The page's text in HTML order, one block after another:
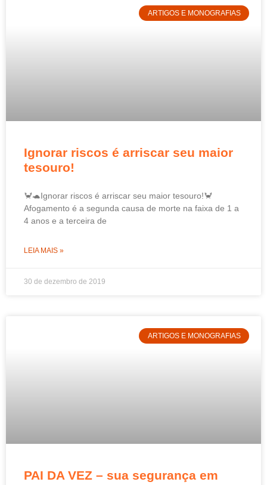
ARTIGOS E MONOGRAFIAS
Ignorar riscos é arriscar seu maior
tesouro!
🦀🐢Ignorar riscos é arriscar seu maior tesouro!🦀
Afogamento é a segunda causa de morte na faixa de 1 a
4 anos e a terceira de
LEIA MAIS »
30 de dezembro de 2019
ARTIGOS E MONOGRAFIAS
PAI DA VEZ – sua segurança em